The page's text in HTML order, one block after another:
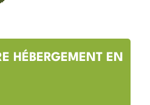
HÉBERGEMENT EN